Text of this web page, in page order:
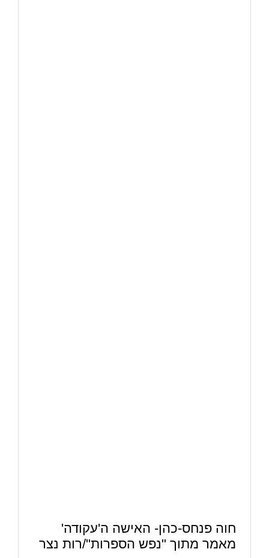
חוה פנחס-כהן- האישה ה'עקודה'
מאמר מתוך "נפש הספרות"/רות נצר